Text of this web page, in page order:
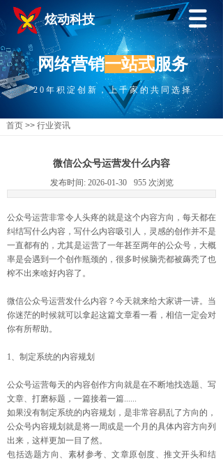
炫动科技
网络营销一站式服务
20年积淀创新，上千家的共同选择
首页 >> 行业资讯
微信公众号运营发什么内容
发布时间: 2026-01-30 955 次浏览
公众号运营非常令人头疼的就是这个内容方向，每天都在
纠结写什么内容，写什么内容吸引人，灵感的创作并不是
一直都有的，尤其是运营了一年甚至两年的公众号，大概
率是会遇到一个创作瓶颈的，很多时候脑壳都被薅秃了也
榨不出来啥好内容了。
微信公众号运营发什么内容？今天就来给大家讲一讲。当
你迷茫的时候就可以拿起这篇文章看一看，相信一定会对
你有所帮助。
1、制定系统的内容规划
公众号运营每天的内容创作方向就是在不断地找选题、写
文章、打磨标题，一篇接着一篇......
如果没有制定系统的内容规划，是非常容易乱了方向的，
公众号内容规划就是将一周或是一个月的具体内容方向列
出来，这样更加一目了然。
包括选题方向、素材参考、文章原创度、推文开头和结